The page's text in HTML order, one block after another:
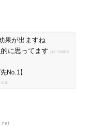
果が出ますね
に思ってます pic.twitte
No.1】